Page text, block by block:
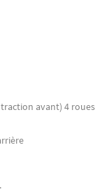
avant) 4 roues